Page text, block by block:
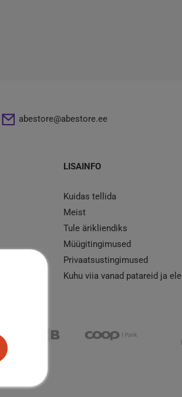
abestore@abestore.ee
LISAINFO
Kuidas tellida
Meist
Tule ärikliendiks
Müügitingimused
Privaatsustingimused
Kuhu viia vanad patareid ja